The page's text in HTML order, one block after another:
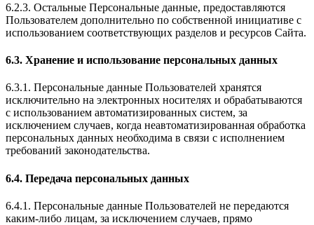
6.2.3. Остальные Персональные данные, предоставляются
Пользователем дополнительно по собственной инициативе с
использованием соответствующих разделов и ресурсов Сайта.
6.3. Хранение и использование персональных данных
6.3.1. Персональные данные Пользователей хранятся
исключительно на электронных носителях и обрабатываются
с использованием автоматизированных систем, за
исключением случаев, когда неавтоматизированная обработка
персональных данных необходима в связи с исполнением
требований законодательства.
6.4. Передача персональных данных
6.4.1. Персональные данные Пользователей не передаются
каким-либо лицам, за исключением случаев, прямо